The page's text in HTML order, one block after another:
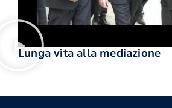
Lunga vita alla mediazione